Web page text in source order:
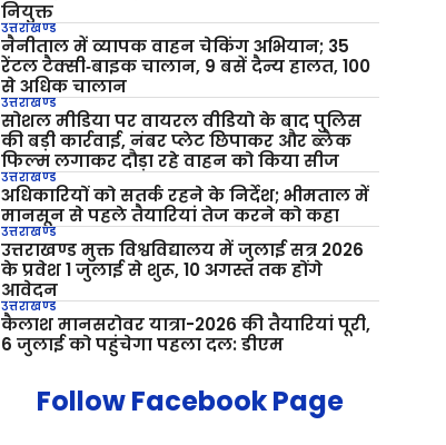
नियुक्त
उत्तराखण्ड
नैनीताल में व्यापक वाहन चेकिंग अभियान; 35
रेंटल टैक्सी‑बाइक चालान, 9 बसें दैन्य हालत, 100
से अधिक चालान
उत्तराखण्ड
सोशल मीडिया पर वायरल वीडियो के बाद पुलिस
की बड़ी कार्रवाई, नंबर प्लेट छिपाकर और ब्लैक
फिल्म लगाकर दौड़ा रहे वाहन को किया सीज
उत्तराखण्ड
अधिकारियों को सतर्क रहने के निर्देश; भीमताल में
मानसून से पहले तैयारियां तेज करने को कहा
उत्तराखण्ड
उत्तराखण्ड मुक्त विश्वविद्यालय में जुलाई सत्र 2026
के प्रवेश 1 जुलाई से शुरू, 10 अगस्त तक होंगे
आवेदन
उत्तराखण्ड
कैलाश मानसरोवर यात्रा-2026 की तैयारियां पूरी,
6 जुलाई को पहुंचेगा पहला दल: डीएम
Follow Facebook Page